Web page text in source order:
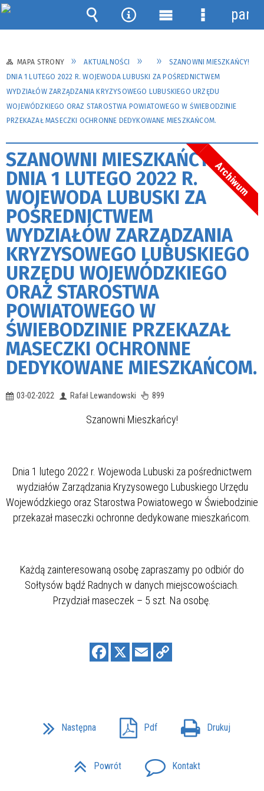
MAPA STRONY AKTUALNOŚCI
SZANOWNI MIESZKAŃCY!
DNIA 1 LUTEGO 2022 R. WOJEWODA LUBUSKI ZA POŚREDNICTWEM
WYDZIAŁÓW ZARZĄDZANIA KRYZYSOWEGO LUBUSKIEGO URZĘDU
WOJEWÓDZKIEGO ORAZ STAROSTWA POWIATOWEGO W ŚWIEBODZINIE
PRZEKAZAŁ MASECZKI OCHRONNE DEDYKOWANE MIESZKAŃCOM.
SZANOWNI MIESZKAŃCY!
DNIA 1 LUTEGO 2022 R.
WOJEWODA LUBUSKI ZA
POŚREDNICTWEM
WYDZIAŁÓW ZARZĄDZANIA
KRYZYSOWEGO LUBUSKIEGO
URZĘDU WOJEWÓDZKIEGO
ORAZ STAROSTWA
POWIATOWEGO W
ŚWIEBODZINIE PRZEKAZAŁ
MASECZKI OCHRONNE
DEDYKOWANE MIESZKAŃCOM.
Archiwum
03-02-2022 Rafał Lewandowski 899
Szanowni Mieszkańcy!
Dnia 1 lutego 2022 r. Wojewoda Lubuski za pośrednictwem
wydziałów Zarządzania Kryzysowego Lubuskiego Urzędu
Wojewódzkiego oraz Starostwa Powiatowego w Świebodzinie
przekazał maseczki ochronne dedykowane mieszkańcom.
Każdą zainteresowaną osobę zapraszamy po odbiór do
Sołtysów bądź Radnych w danych miejscowościach.
Przydział maseczek – 5 szt. Na osobę.
Następna Pdf Drukuj
Powrót Kontakt
Wyszukiwarka
Narzędzia
Menu Menu
panel